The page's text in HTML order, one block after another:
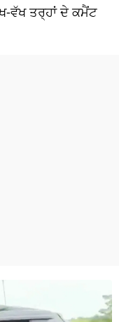
ਵੱਖ ਤਰ੍ਹਾਂ ਦੇ ਕਮੈਂਟ